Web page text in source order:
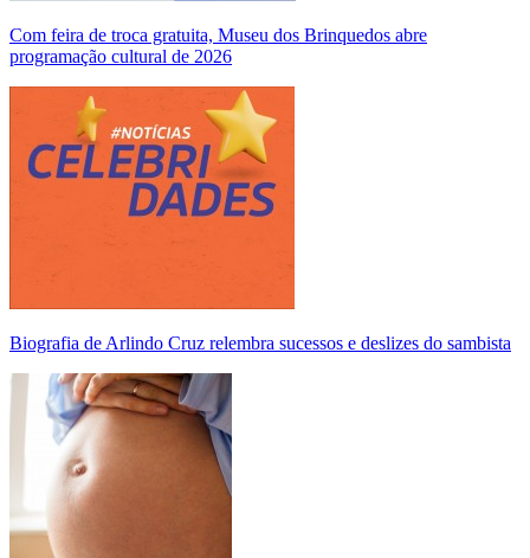
Com feira de troca gratuita, Museu dos Brinquedos abre
programação cultural de 2026
Biografia de Arlindo Cruz relembra sucessos e deslizes do sambista